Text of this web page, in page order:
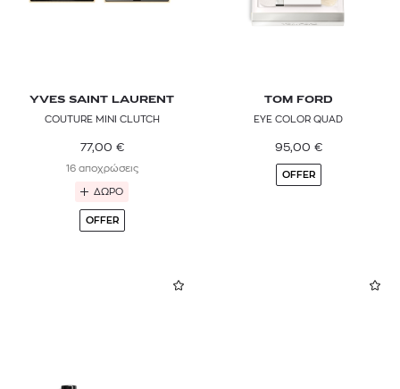
YVES SAINT LAURENT
COUTURE MINI CLUTCH
77,00 €
16 αποχρώσεις
ΔΩΡΟ
OFFER
TOM FORD
EYE COLOR QUAD
95,00 €
OFFER